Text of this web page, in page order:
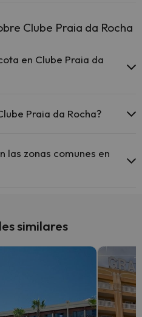
Clube Praia da Rocha
en Clube Praia da
Praia da Rocha?
las zonas comunes en
similares